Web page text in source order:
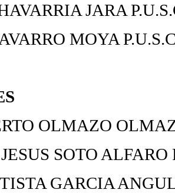
JARA
MOYA
OLMAZO
SOTO ALFARO
GARCIA